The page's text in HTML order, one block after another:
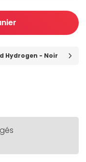
Hydrogen - Noir